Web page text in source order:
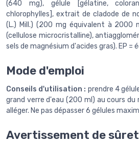
(640 mg), gélule [gélatine,
chlorophylles], extrait de cladode de
(L.) Mill.) (200 mg équivalent à 2000
(cellulose microcristalline),
sels de magnésium d'acides gras). EP =
Mode d'emploi
Conseils d'utilisation : prendre 4
grand verre d'eau (200 ml) au cours du
alléger. Ne pas dépasser 6 gélules
Avertissement de